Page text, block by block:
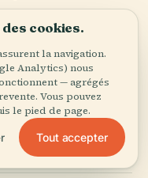
You Should See in
cookies.
la navigation.
Analytics) nous
— agrégés
Vous pouvez
le pied de page.
Tout accepter